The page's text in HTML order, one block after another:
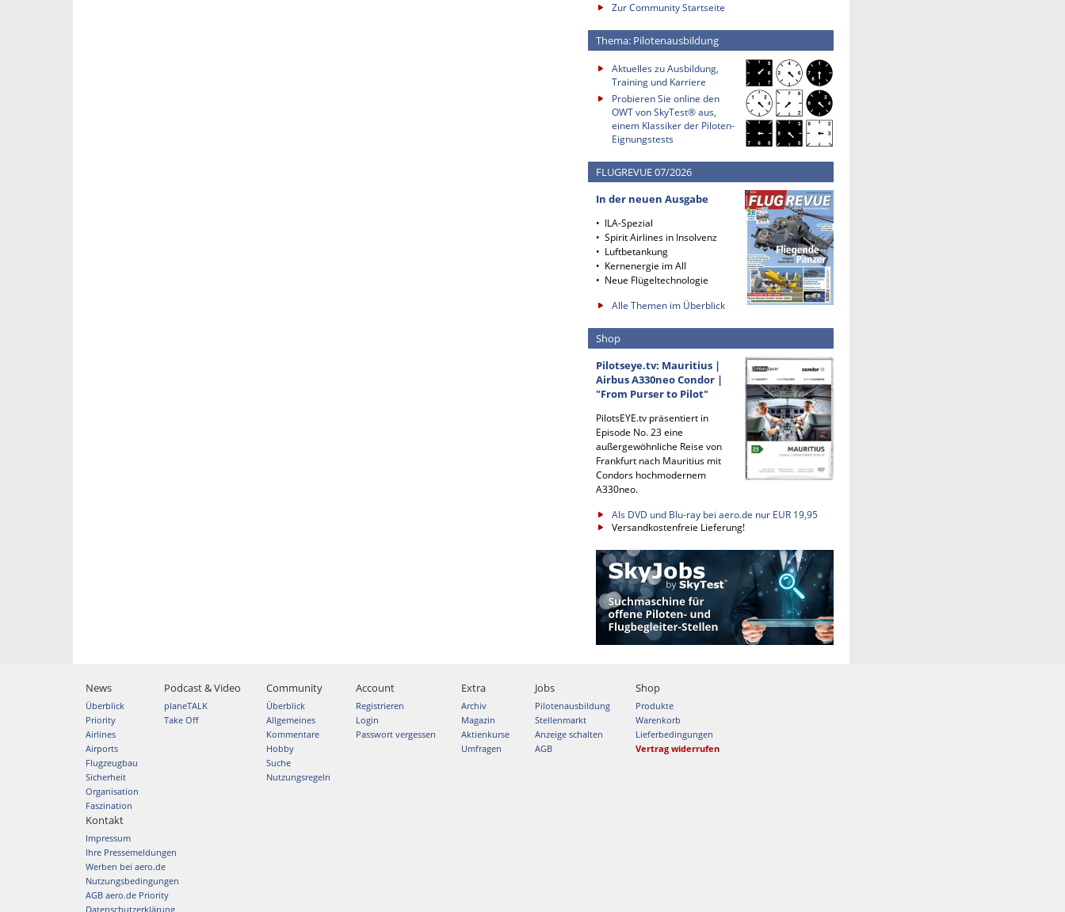
Zur Community Startseite
Thema: Pilotenausbildung
Aktuelles zu Ausbildung,
Training und Karriere
Probieren Sie online den
OWT von SkyTest® aus,
einem Klassiker der Piloten-
Eignungstests
FLUGREVUE 07/2026
In der neuen Ausgabe
• ILA-Spezial
• Spirit Airlines in Insolvenz
• Luftbetankung
• Kernenergie im All
• Neue Flügeltechnologie
Alle Themen im Überblick
Shop
Pilotseye.tv: Mauritius |
Airbus A330neo Condor |
"From Purser to Pilot"
PilotsEYE.tv präsentiert in
Episode No. 23 eine
außergewöhnliche Reise von
Frankfurt nach Mauritius mit
Condors hochmodernem
A330neo.
Als DVD und Blu-ray bei aero.de nur EUR 19,95
Versandkostenfreie Lieferung!
News
Überblick
Priority
Airlines
Airports
Flugzeugbau
Sicherheit
Organisation
Faszination
Podcast & Video
planeTALK
Take Off
Community
Überblick
Allgemeines
Kommentare
Hobby
Suche
Nutzungsregeln
Account
Registrieren
Login
Passwort vergessen
Extra
Archiv
Magazin
Aktienkurse
Umfragen
Jobs
Pilotenausbildung
Stellenmarkt
Anzeige schalten
AGB
Shop
Produkte
Warenkorb
Lieferbedingungen
Vertrag widerrufen
Kontakt
Impressum
Ihre Pressemeldungen
Werben bei aero.de
Nutzungsbedingungen
AGB aero.de Priority
Datenschutzerklärung